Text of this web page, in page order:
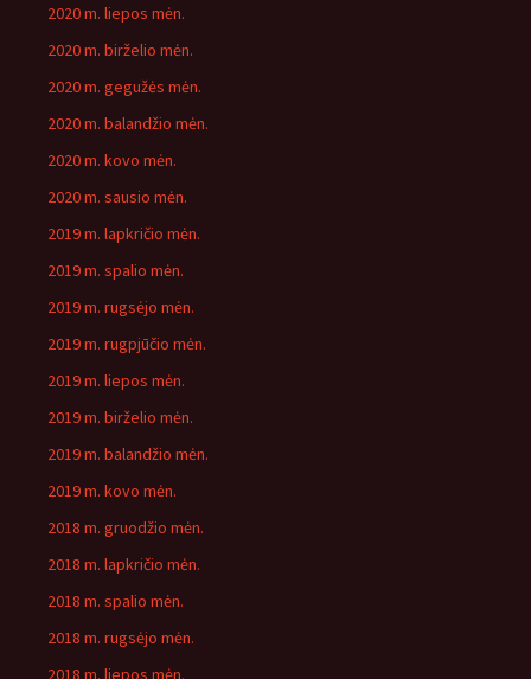
2020 m. liepos mėn.
2020 m. birželio mėn.
2020 m. gegužės mėn.
2020 m. balandžio mėn.
2020 m. kovo mėn.
2020 m. sausio mėn.
2019 m. lapkričio mėn.
2019 m. spalio mėn.
2019 m. rugsėjo mėn.
2019 m. rugpjūčio mėn.
2019 m. liepos mėn.
2019 m. birželio mėn.
2019 m. balandžio mėn.
2019 m. kovo mėn.
2018 m. gruodžio mėn.
2018 m. lapkričio mėn.
2018 m. spalio mėn.
2018 m. rugsėjo mėn.
2018 m. liepos mėn.